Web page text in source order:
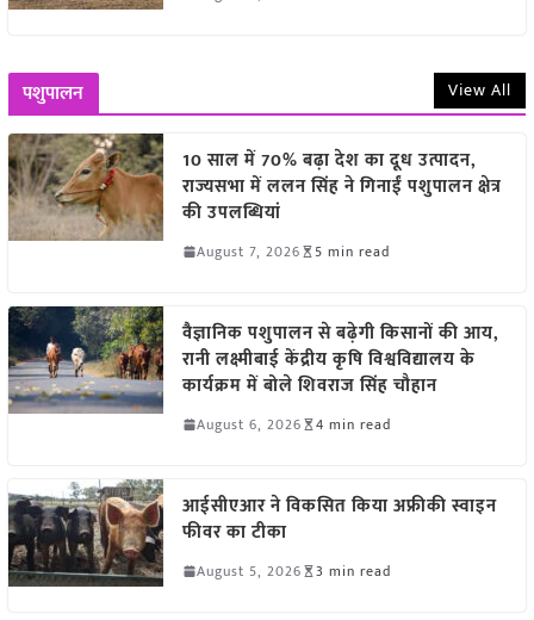
पशुपालन View All
10 साल में 70% बढ़ा देश का दूध उत्पादन,
राज्यसभा में ललन सिंह ने गिनाईं पशुपालन क्षेत्र
की उपलब्धियां
August 7, 2026 5 min read
वैज्ञानिक पशुपालन से बढ़ेगी किसानों की आय,
रानी लक्ष्मीबाई केंद्रीय कृषि विश्वविद्यालय के
कार्यक्रम में बोले शिवराज सिंह चौहान
August 6, 2026 4 min read
आईसीएआर ने विकसित किया अफ्रीकी स्वाइन
फीवर का टीका
August 5, 2026 3 min read